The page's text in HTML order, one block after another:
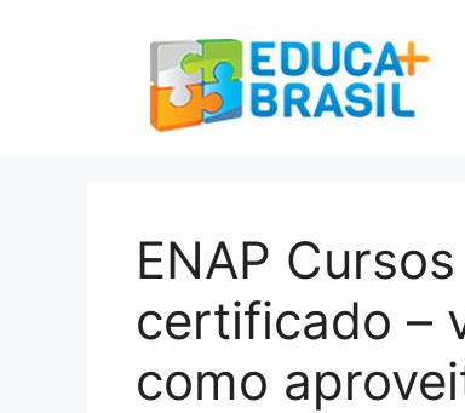
ENAP
certificado –
como